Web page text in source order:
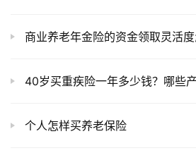
商业养老年金险的资金领取灵活度
40岁买重疾险一年多少钱？哪些
个人怎样买养老保险